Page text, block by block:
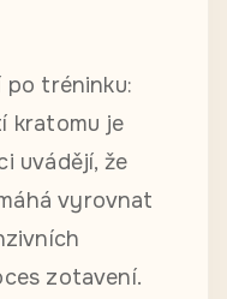
po tréninku:
kratomu je
uvádějí, že
vyrovnat
zotavení.